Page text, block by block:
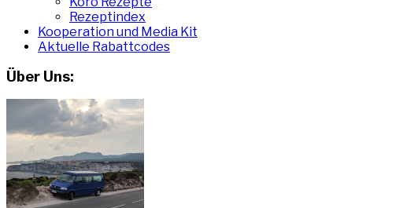
Rezeptindex
Kooperation und Media Kit
Aktuelle Rabattcodes
Über Uns: